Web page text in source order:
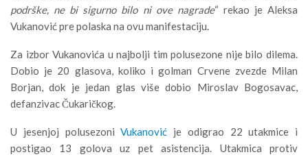
podrške, ne bi sigurno bilo ni ove nagrade“ rekao je Aleksa
Vukanović pre polaska na ovu manifestaciju.
Za izbor Vukanovića u najbolji tim polusezone nije bilo dilema.
Dobio je 20 glasova, koliko i golman Crvene zvezde Milan
Borjan, dok je jedan glas više dobio Miroslav Bogosavac,
defanzivac Čukaričkog.
U jesenjoj polusezoniVukanović je odigrao 22 utakmice i
postigao 13 golova uz pet asistencija. Utakmica protiv